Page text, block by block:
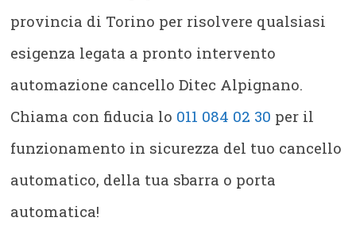
provincia di Torino per risolvere qualsiasi
esigenza legata a pronto intervento
automazione cancello Ditec Alpignano.
Chiama con fiducia lo 011 084 02 30 per il
funzionamento in sicurezza del tuo cancello
automatico, della tua sbarra o porta
automatica!